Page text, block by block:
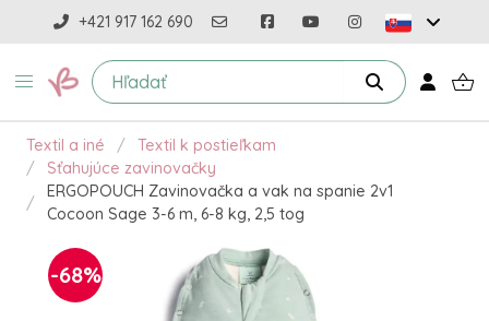
+421 917 162 690
Textil a iné
Textil k postieľkam
Sťahujúce zavinovačky
ERGOPOUCH Zavinovačka a vak na spanie 2v1
Cocoon Sage 3-6 m, 6-8 kg, 2,5 tog
-68%